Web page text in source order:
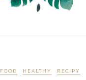
FOOD HEALTHY RECIPY